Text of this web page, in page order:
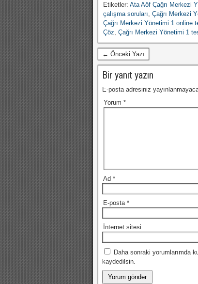
Etiketler: Ata Aöf Çağrı Merkezi
çalışma soruları, Çağrı Merkezi
Çağrı Merkezi Yönetimi 1 online
Çöz, Çağrı Merkezi Yönetimi 1
← Önceki Yazı
Bir yanıt yazın
E-posta adresiniz
Yorum *
Ad *
E-posta *
İnternet sitesi
Daha sonraki yorumlarımda
kaydedilsin.